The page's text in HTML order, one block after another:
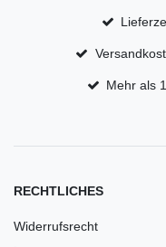
Mehr als
RECHTLICHES
Widerrufsrecht